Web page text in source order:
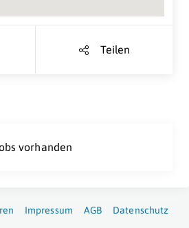
Teilen
vorhanden
Impressum AGB Datenschutz